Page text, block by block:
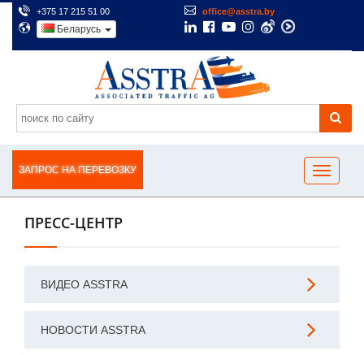
+375 17 215 51 00 office@asstra.by
Беларусь
ЗАПРОС НА ПЕРЕВОЗКУ
ПРЕСС-ЦЕНТР
ВИДЕО ASSTRA
НОВОСТИ ASSTRA